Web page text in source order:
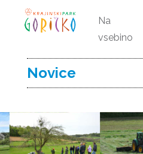
Na
vsebino
Novice